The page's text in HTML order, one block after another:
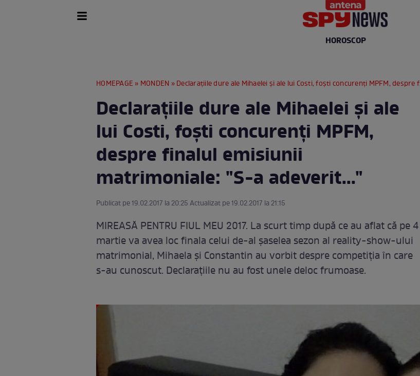
HOROSCOP
HOMEPAGE » MONDEN » Declaraţiile dure ale Mihaelei şi ale lui Costi, foşti concurenţi MPFM, despre finalul emisiunii matrimoniale: "S-a adeverit..."
Declaraţiile dure ale Mihaelei şi ale
lui Costi, foşti concurenţi MPFM,
despre finalul emisiunii
matrimoniale: "S-a adeverit..."
Publicat pe 19.02.2017 la 20:25 Actualizat pe 19.02.2017 la 21:15
MIREASĂ PENTRU FIUL MEU 2017. La scurt timp după ce au aflat că pe 4
martie va avea loc finala celui de-al şaselea sezon al reality-show-ului
matrimonial, Mihaela şi Constantin au vorbit despre competiţia în care
s-au cunoscut. Declaraţiile nu au fost unele deloc frumoase.